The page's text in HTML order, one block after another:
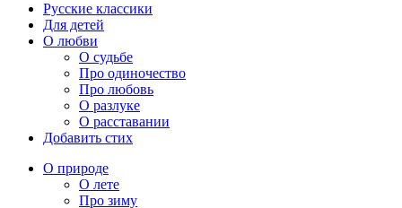
Русские классики
Для детей
О любви
О судьбе
Про одиночество
Про любовь
О разлуке
О расставании
Добавить стих
О природе
О лете
Про зиму